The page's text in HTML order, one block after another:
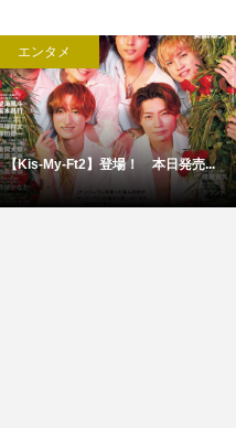
エンタメ
【Kis-My-Ft2】登場！ 本日発売...